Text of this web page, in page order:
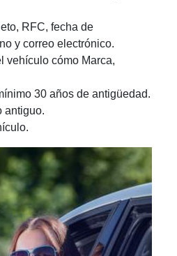
RFC, fecha de
y correo electrónico.
vehículo cómo Marca,
30 años de antigüedad.
antiguo.